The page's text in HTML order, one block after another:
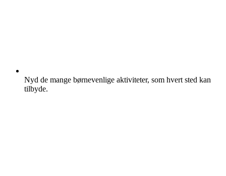
Nyd de mange børnevenlige aktiviteter, som hvert sted kan
tilbyde.